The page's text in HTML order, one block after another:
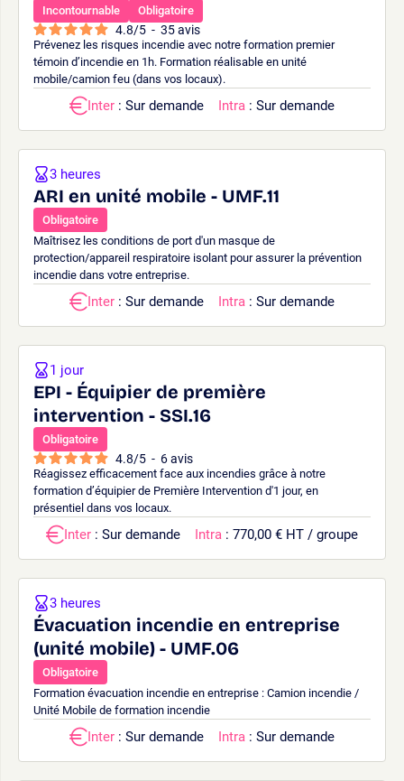
Incontournable Obligatoire
4.8/5 - 35avis
Prévenez les risques incendie avec notre formation premier
témoin d’incendie en 1h. Formation réalisable en unité
mobile/camion feu (dans vos locaux).
Inter : Sur demande Intra : Sur demande
ARI en unité mobile - UMF.11
Obligatoire
Maîtrisez les conditions de port d'un masque de
protection/appareil respiratoire isolant pour assurer la prévention
incendie dans votre entreprise.
3 heures
Inter : Sur demande Intra : Sur demande
EPI - Équipier de première
intervention - SSI.16
Obligatoire
4.8/5 - 6avis
Réagissez efficacement face aux incendies grâce à notre
formation d’équipier de Première Intervention d'1 jour, en
présentiel dans vos locaux.
1 jour
Inter : Sur demande Intra : 770,00 € HT / groupe
Évacuation incendie en entreprise
(unité mobile) - UMF.06
Obligatoire
Formation évacuation incendie en entreprise : Camion incendie /
Unité Mobile de formation incendie
3 heures
Inter : Sur demande Intra : Sur demande